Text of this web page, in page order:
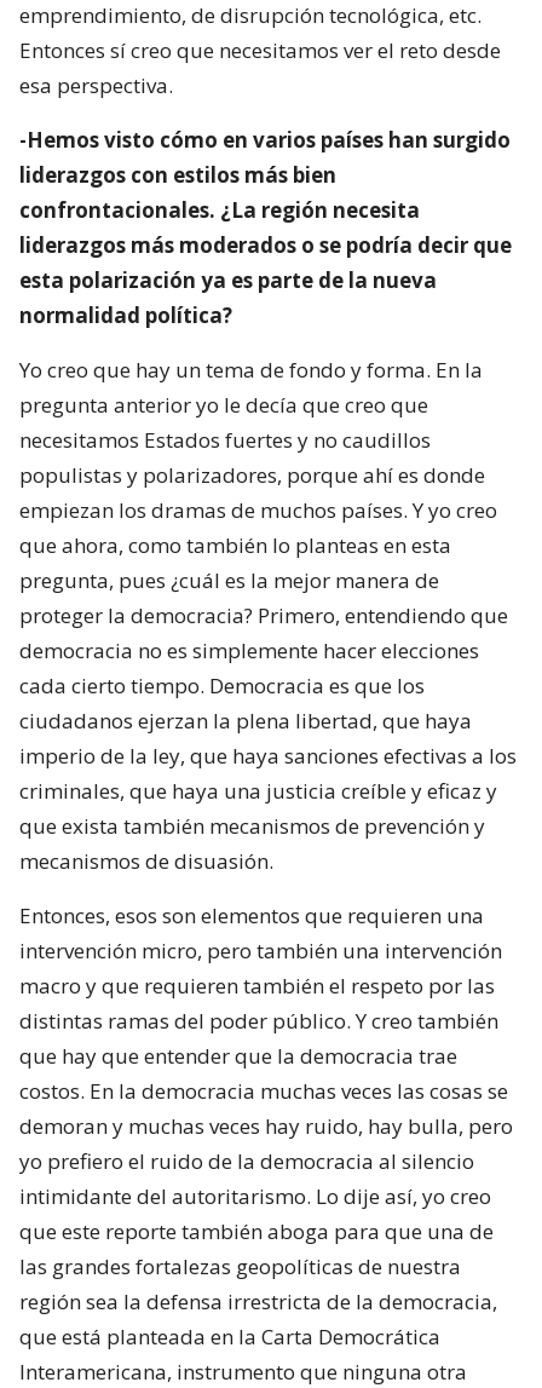
emprendimiento, de disrupción tecnológica, etc.
Entonces sí creo que necesitamos ver el reto desde
esa perspectiva.
-Hemos visto cómo en varios países han surgido
liderazgos con estilos más bien
confrontacionales. ¿La región necesita
liderazgos más moderados o se podría decir que
esta polarización ya es parte de la nueva
normalidad política?
Yo creo que hay un tema de fondo y forma. En la
pregunta anterior yo le decía que creo que
necesitamos Estados fuertes y no caudillos
populistas y polarizadores, porque ahí es donde
empiezan los dramas de muchos países. Y yo creo
que ahora, como también lo planteas en esta
pregunta, pues ¿cuál es la mejor manera de
proteger la democracia? Primero, entendiendo que
democracia no es simplemente hacer elecciones
cada cierto tiempo. Democracia es que los
ciudadanos ejerzan la plena libertad, que haya
imperio de la ley, que haya sanciones efectivas a los
criminales, que haya una justicia creíble y eficaz y
que exista también mecanismos de prevención y
mecanismos de disuasión.
Entonces, esos son elementos que requieren una
intervención micro, pero también una intervención
macro y que requieren también el respeto por las
distintas ramas del poder público. Y creo también
que hay que entender que la democracia trae
costos. En la democracia muchas veces las cosas se
demoran y muchas veces hay ruido, hay bulla, pero
yo prefiero el ruido de la democracia al silencio
intimidante del autoritarismo. Lo dije así, yo creo
que este reporte también aboga para que una de
las grandes fortalezas geopolíticas de nuestra
región sea la defensa irrestricta de la democracia,
que está planteada en la Carta Democrática
Interamericana, instrumento que ninguna otra